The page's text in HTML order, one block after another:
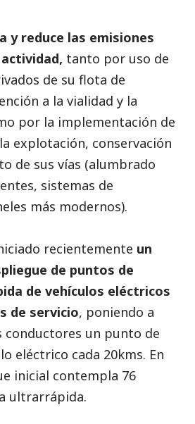
y reduce las emisiones
tanto por uso de
de su flota de
a la vialidad y la
por la implementación de
explotación, conservación
de sus vías (alumbrado
sistemas de
más modernos).
recientemente un
de puntos de
de vehículos eléctricos
de servicio, poniendo a
conductores un punto de
eléctrico cada 20kms. En
inicial contempla 76
ultrarrápida.